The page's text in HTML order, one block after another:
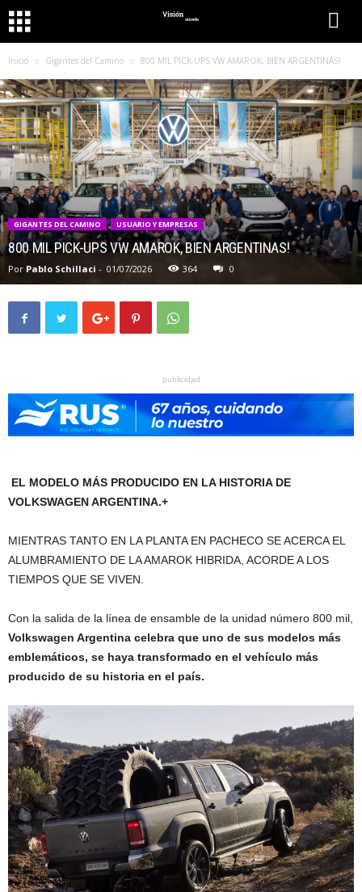
Inicio Gigantes del Camino 800 MIL PICK-UPS VW AMAROK, BIEN ARGENTINAS!
GIGANTES DEL CAMINO USUARIO Y EMPRESAS
800 MIL PICK-UPS VW AMAROK, BIEN ARGENTINAS!
Por Pablo Schillaci - 01/07/2026 364 0
publicidad
EL MODELO MÁS PRODUCIDO EN LA HISTORIA DE
VOLKSWAGEN ARGENTINA.+
MIENTRAS TANTO EN LA PLANTA EN PACHECO SE ACERCA EL
ALUMBRAMIENTO DE LA AMAROK HIBRIDA, ACORDE A LOS
TIEMPOS QUE SE VIVEN.
Con la salida de la línea de ensamble de la unidad número 800 mil,
Volkswagen Argentina celebra que uno de sus modelos más
emblemáticos, se haya transformado en el vehículo más
producido de su historia en el país.